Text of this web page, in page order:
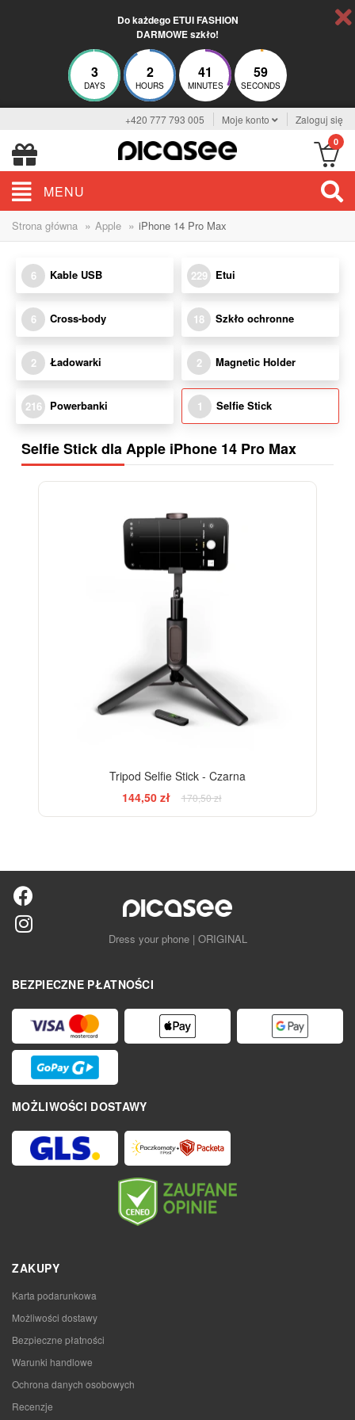
Do każdego ETUI FASHION
DARMOWE szkło!
3
DAYS
2
HOURS
41
MINUTES
59
SECONDS
+420 777 793 005 Moje konto Zaloguj się
0
MENU
Strona główna » Apple » iPhone 14 Pro Max
6 Kable USB 229 Etui
6 Cross-body 18 Szkło ochronne
2 Ładowarki 2 Magnetic Holder
216 Powerbanki 1 Selfie Stick
Selfie Stick dla Apple iPhone 14 Pro Max
Tripod Selfie Stick - Czarna
144,50 zł
170,50 zł
Dress your phone | ORIGINAL
BEZPIECZNE PŁATNOŚCI
MOŻLIWOŚCI DOSTAWY
ZAKUPY
Karta podarunkowa
Możliwości dostawy
Bezpieczne płatności
Warunki handlowe
Ochrona danych osobowych
Recenzje